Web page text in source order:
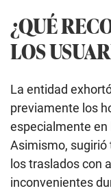
¿QUÉ
LOS
La entidad
previamente los
especialmente en
Asimismo, sugirió
los traslados con
inconvenientes